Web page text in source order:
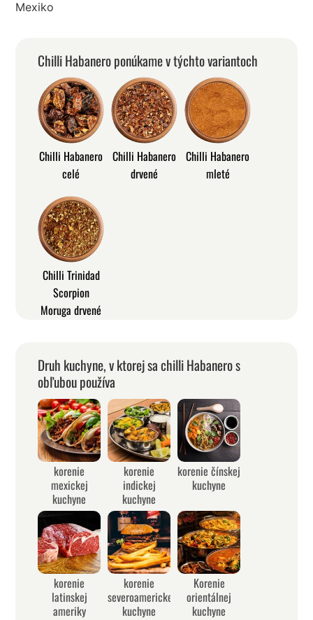
Mexiko
Chilli Habanero ponúkame v týchto variantoch
Chilli Habanero
celé
Chilli Habanero
drvené
Chilli Habanero
mleté
Chilli Trinidad
Scorpion
Moruga drvené
Druh kuchyne, v ktorej sa chilli Habanero s
obľubou používa
korenie
mexickej
kuchyne
korenie
indickej
kuchyne
korenie čínskej
kuchyne
korenie
latinskej
ameriky
korenie
severoamerickej
kuchyne
Korenie
orientálnej
kuchyne